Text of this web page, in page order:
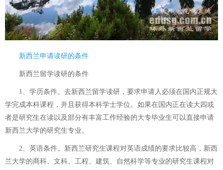
新西兰申请读研的条件
新西兰留学读研的条件
1、学历条件。去新西兰留学读研，要求申请人必须在国内正规大
学完成本科课程，并且获得本科学士学位。如果在国内正在读大四或
者是研究生在读以及部分有丰富工作经验的大专毕业生可以直接申请
新西兰大学的研究生专业。
2、英语条件。新西兰研究生课程对英语成绩的要求比较高，新西
兰大学的商科、文科、工程、建筑、自然科学等专业的研究生课程对